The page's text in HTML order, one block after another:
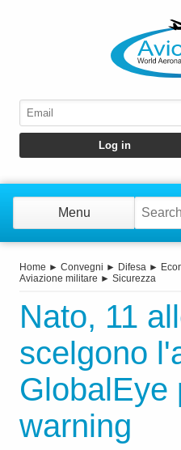
Menu
Home ► Convegni ► Difesa ►
Aviazione militare ► Sicurezza
Nato, 11
scelgono
GlobalEye
warning